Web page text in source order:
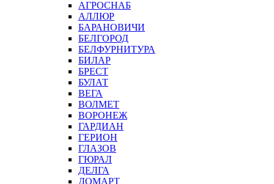
АГРОСНАБ
АЛЛЮР
БАРАНОВИЧИ
БЕЛГОРОД
БЕЛФУРНИТУРА
БИЛАР
БРЕСТ
БУЛАТ
ВЕГА
ВОЛМЕТ
ВОРОНЕЖ
ГАРДИАН
ГЕРИОН
ГЛАЗОВ
ГЮРАЛ
ДЕЛГА
ДОМАРТ